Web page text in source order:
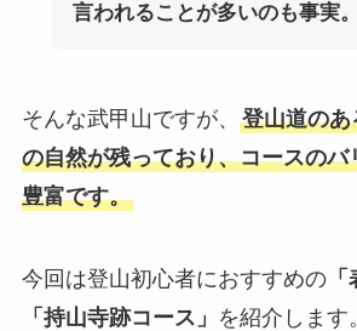
言われることが多いのも事実。
そんな武甲山ですが、 登山道の
の自然が残っており、コースのバ
豊富です。
今回は登山初心者におすすめの「
「持山寺跡コース」 を紹介します。